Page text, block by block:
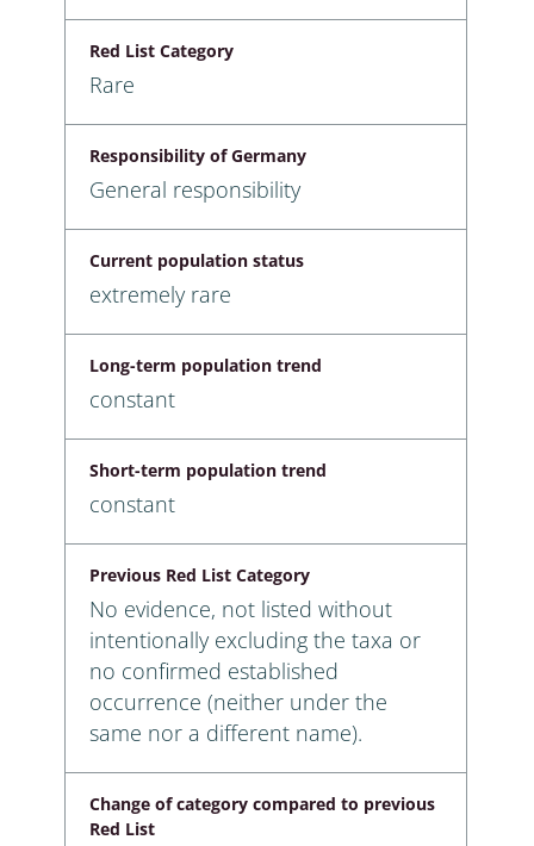
Red List Category
Rare
Responsibility of Germany
General responsibility
Current population status
extremely rare
Long-term population trend
constant
Short-term population trend
constant
Previous Red List Category
No evidence, not listed without
intentionally excluding the taxa or
no confirmed established
occurrence (neither under the
same nor a different name).
Change of category compared to previous
Red List